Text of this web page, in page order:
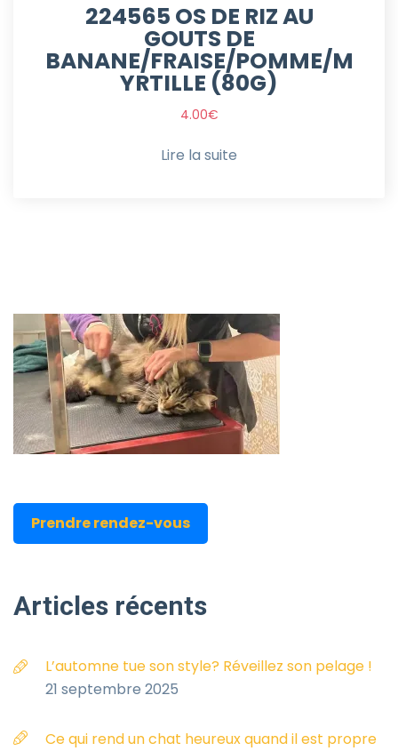
224565 OS DE RIZ AU
GOUTS DE
BANANE/FRAISE/POMME/M
YRTILLE (80G)
4.00€
Lire la suite
Prendre rendez-vous
Articles récents
L’automne tue son style? Réveillez son pelage !
21 septembre 2025
Ce qui rend un chat heureux quand il est propre